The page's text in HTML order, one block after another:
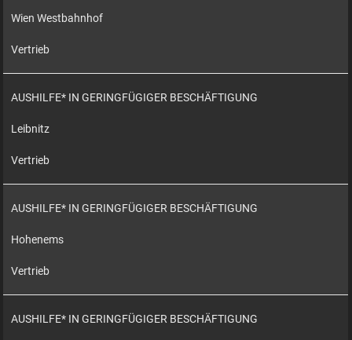
Wien Westbahnhof
Vertrieb
AUSHILFE* IN GERINGFÜGIGER BESCHÄFTIGUNG
Leibnitz
Vertrieb
AUSHILFE* IN GERINGFÜGIGER BESCHÄFTIGUNG
Hohenems
Vertrieb
AUSHILFE* IN GERINGFÜGIGER BESCHÄFTIGUNG